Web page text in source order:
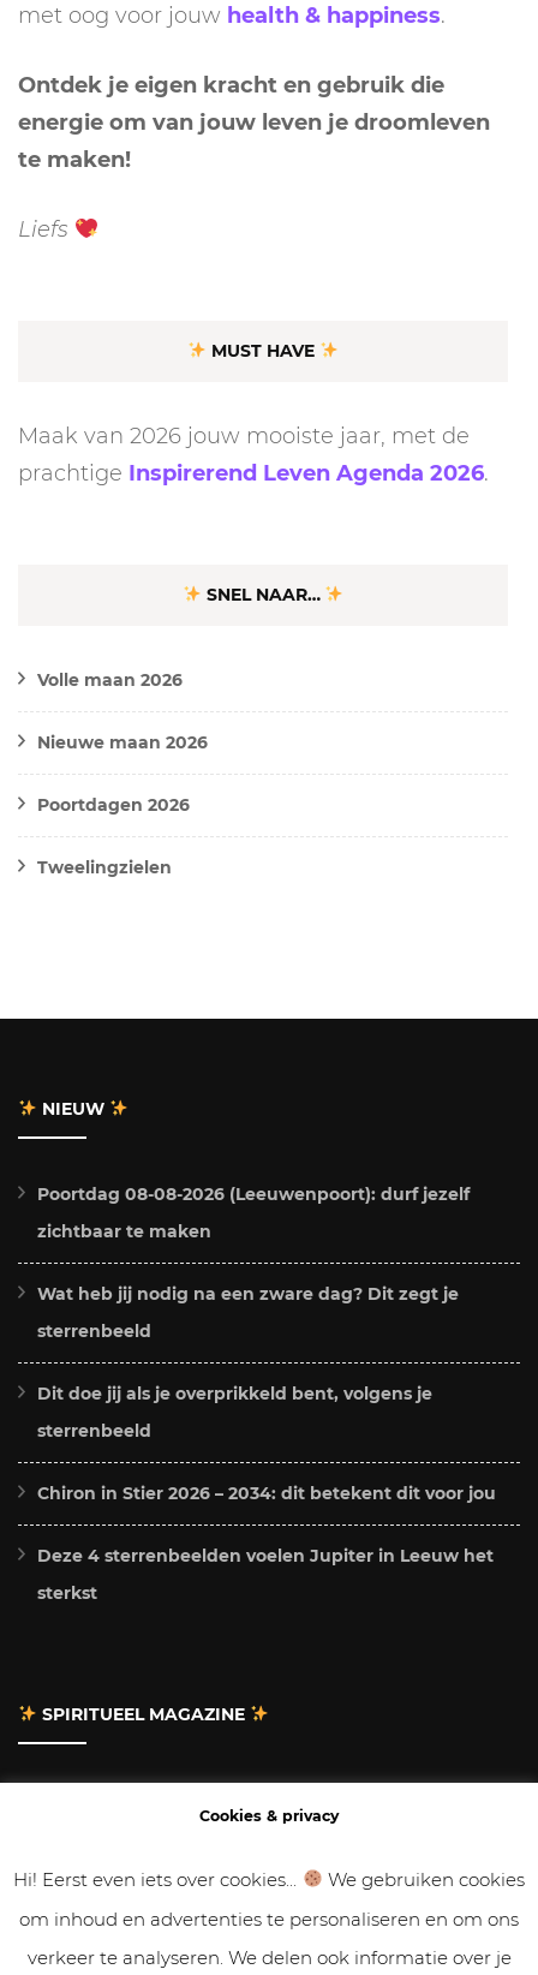
met oog voor jouw health & happiness.
Ontdek je eigen kracht en gebruik die
energie om van jouw leven je droomleven
te maken!
Liefs
MUST HAVE
Maak van 2026 jouw mooiste jaar, met de
prachtige Inspirerend Leven Agenda 2026.
SNEL NAAR…
Volle maan 2026
Nieuwe maan 2026
Poortdagen 2026
Tweelingzielen
NIEUW
Poortdag 08-08-2026 (Leeuwenpoort): durf jezelf
zichtbaar te maken
Wat heb jij nodig na een zware dag? Dit zegt je
sterrenbeeld
Dit doe jij als je overprikkeld bent, volgens je
sterrenbeeld
Chiron in Stier 2026 – 2034: dit betekent dit voor jou
Deze 4 sterrenbeelden voelen Jupiter in Leeuw het
sterkst
SPIRITUEEL MAGAZINE
Gastbloggen
Cookies & privacy
Hi! Eerst even iets over cookies...
We gebruiken cookies
om inhoud en advertenties te personaliseren en om ons
verkeer te analyseren. We delen ook informatie over je